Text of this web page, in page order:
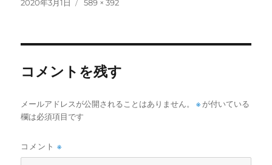
投
2020年3月1日
フ
589 × 392
コメントを残す
メールアドレスが公開されることはありません。 ※ が付いている
欄は必須項目です
コメント※